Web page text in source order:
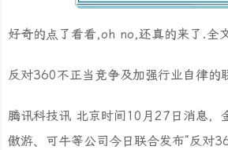
好奇的点了看看,oh no,还真的来了.全
反对360不正当竞争及加强行业自律的
腾讯科技讯 北京时间10月27日消息，
傲游、可牛等公司今日联合发布“反对